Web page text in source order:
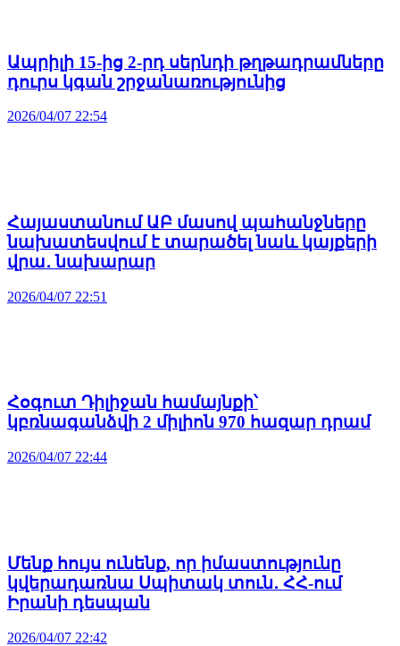
Ապրիլի 15-ից 2-րդ սերնդի թղթադրամները
դուրս կգան շրջանառությունից
2026/04/07 22:54
Հայաստանում ԱԲ մասով պահանջները
նախատեսվում է տարածել նաև կայքերի
վրա․ նախարար
2026/04/07 22:51
Հօգուտ Դիլիջան համայնքի՝
կբռնագանձվի 2 միլիոն 970 հազար դրամ
2026/04/07 22:44
Մենք հույս ունենք, որ իմաստությունը
կվերադառնա Սպիտակ տուն․ ՀՀ-ում
Իրանի դեսպան
2026/04/07 22:42